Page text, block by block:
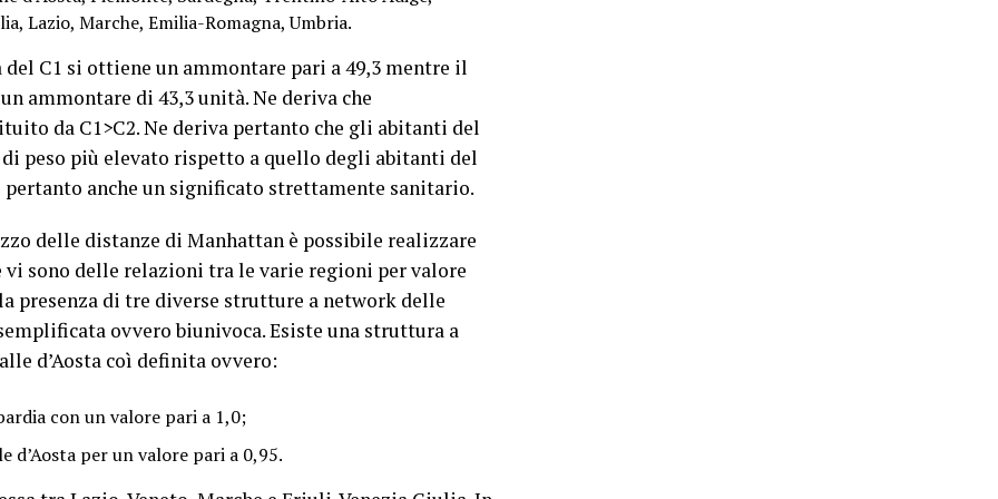
Lazio, Marche, Emilia-Romagna, Umbria.
C1 si ottiene un ammontare pari a 49,3 mentre il
ammontare di 43,3 unità. Ne deriva che
da C1>C2. Ne deriva pertanto che gli abitanti del
peso più elevato rispetto a quello degli abitanti del
anche un significato strettamente sanitario.
delle distanze di Manhattan è possibile realizzare
vi sono delle relazioni tra le varie regioni per valore
presenza di tre diverse strutture a network delle
ovvero biunivoca. Esiste una struttura a
d’Aosta coì definita ovvero:
con un valore pari a 1,0;
d’Aosta per un valore pari a 0,95.